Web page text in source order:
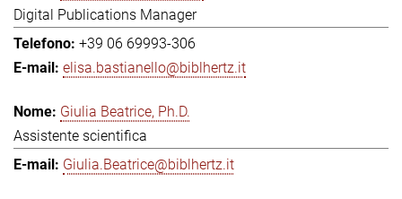
Digital Publications Manager
+39 06 69993-306
elisa.bastianello@biblhertz.it
Giulia Beatrice, Ph.D.
Assistente scientifica
Giulia.Beatrice@biblhertz.it